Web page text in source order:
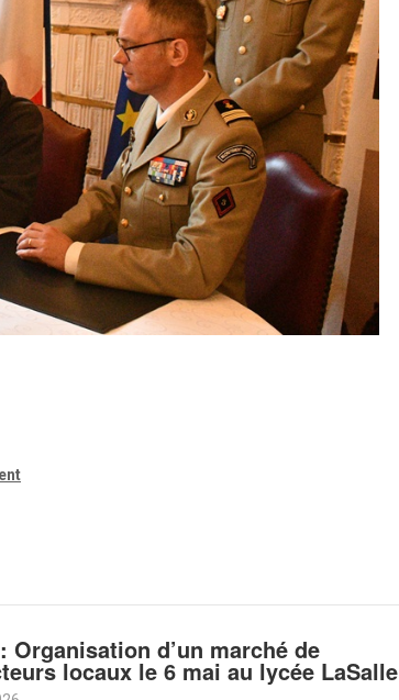
Organisation d’un marché de
locaux le 6 mai au lycée LaSalle